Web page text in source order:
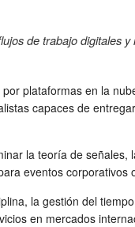
de trabajo digitales
plataformas en la
capaces de
la teoría de señales,
eventos corporativos
la gestión del
en mercados